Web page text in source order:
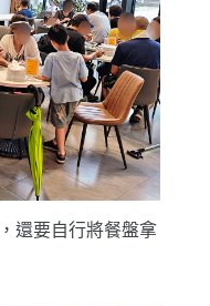
還要自行將餐盤拿